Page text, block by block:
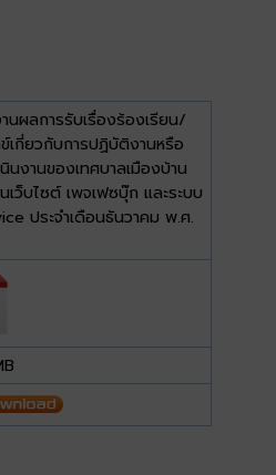
นผลการรับเรื่องร้องเรียน/
เกี่ยวกับการปฏิบัติงานหรือ
นินงานของเทศบาลเมืองบ้าน
เว็บไซต์ เพจเฟซบุ๊ก และระบบ
ประจำเดือนธันวาคม พ.ศ.